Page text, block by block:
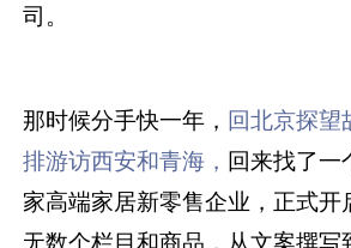
司。
那时候分手快一年， 回北京探望
排游访西安和青海， 回来找了一
家高端家居新零售企业，正式